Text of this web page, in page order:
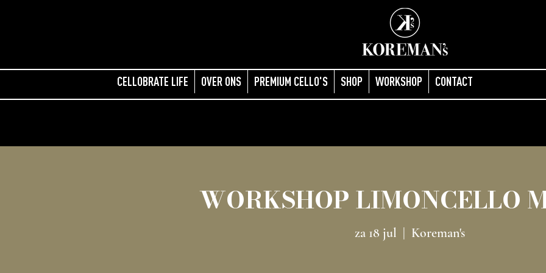
CELLOBRATE LIFE OVER ONS PREMIUM CELLO'S SHOP WORKSHOP CONTACT
WORKSHOP LIMONCELLO
za 18 jul
  |
Koreman's